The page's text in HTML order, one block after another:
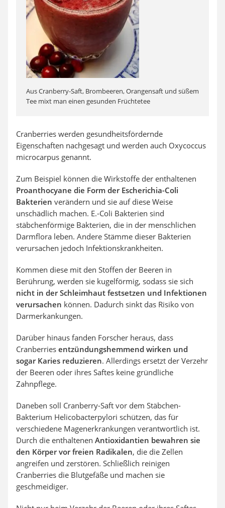
Aus Cranberry-Saft, Brombeeren, Orangensaft und süßem
Tee mixt man einen gesunden Früchtetee
Cranberries werden gesundheitsfördernde
Eigenschaften nachgesagt und werden auch Oxycoccus
microcarpus genannt.
Zum Beispiel können die Wirkstoffe der enthaltenen
Proanthocyane die Form der Escherichia-Coli
Bakterien verändern und sie auf diese Weise
unschädlich machen. E.-Coli Bakterien sind
stäbchenförmige Bakterien, die in der menschlichen
Darmflora leben. Andere Stämme dieser Bakterien
verursachen jedoch Infektionskrankheiten.
Kommen diese mit den Stoffen der Beeren in
Berührung, werden sie kugelförmig, sodass sie sich
nicht in der Schleimhaut festsetzen und Infektionen
verursachen können. Dadurch sinkt das Risiko von
Darmerkankungen.
Darüber hinaus fanden Forscher heraus, dass
Cranberries entzündungshemmend wirken und
sogar Karies reduzieren. Allerdings ersetzt der Verzehr
der Beeren oder ihres Saftes keine gründliche
Zahnpflege.
Daneben soll Cranberry-Saft vor dem Stäbchen-
Bakterium Helicobacterpylori schützen, das für
verschiedene Magenerkrankungen verantwortlich ist.
Durch die enthaltenen Antioxidantien bewahren sie
den Körper vor freien Radikalen, die die Zellen
angreifen und zerstören. Schließlich reinigen
Cranberries die Blutgefäße und machen sie
geschmeidiger.